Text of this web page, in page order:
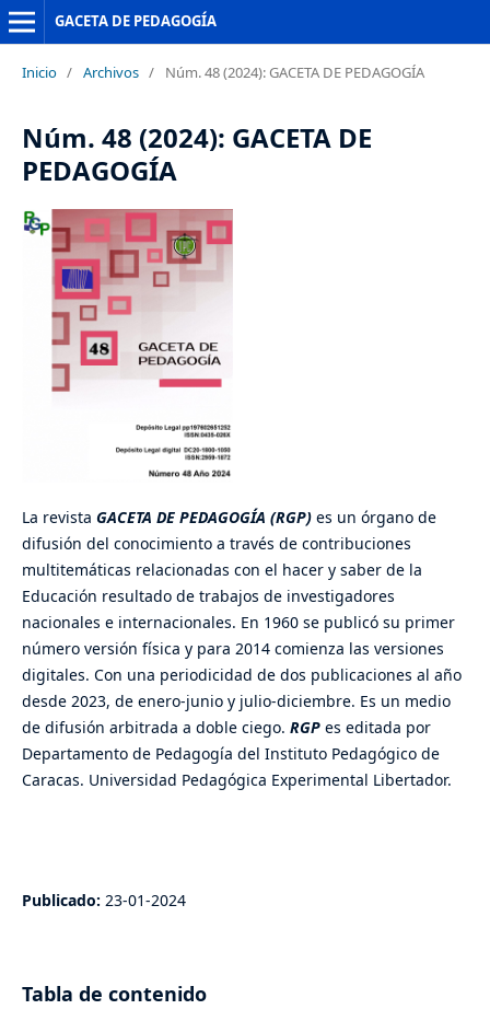
GACETA DE PEDAGOGÍA
Inicio / Archivos / Núm. 48 (2024): GACETA DE PEDAGOGÍA
Núm. 48 (2024): GACETA DE
PEDAGOGÍA
La revista GACETA DE PEDAGOGÍA (RGP) es un órgano de
difusión del conocimiento a través de contribuciones
multitemáticas relacionadas con el hacer y saber de la
Educación resultado de trabajos de investigadores
nacionales e internacionales. En 1960 se publicó su primer
número versión física y para 2014 comienza las versiones
digitales. Con una periodicidad de dos publicaciones al año
desde 2023, de enero-junio y julio-diciembre. Es un medio
de difusión arbitrada a doble ciego. RGPes editada por
Departamento de Pedagogía del Instituto Pedagógico de
Caracas. Universidad Pedagógica Experimental Libertador.
Publicado: 23-01-2024
Tabla de contenido